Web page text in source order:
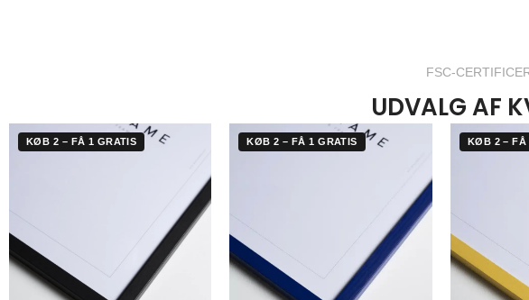
FSC-
UDVALG AF
KØB 2 – FÅ 1 GRATIS KØB 2 – FÅ 1 GRATIS KØB 2 – FÅ